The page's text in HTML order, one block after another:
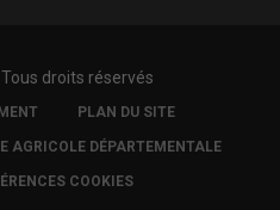
droits réservés
PLAN DU SITE
AGRICOLE DÉPARTEMENTALE
COOKIES